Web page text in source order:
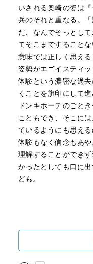
おっと、やばい思想
(苦笑)
いされる奥崎の姿は
兵のそれと重なる。
だ、なんでそっとし
てそこまですること
意味では正しく思え
姿勢がエゴイスティ
体験という濃密な過
くことを旗印にして
ドンキホーテのごと
こともでき、そこに
ているようにも思え
体験もなく信念もあ
理解することができ
かったとしても口に
ども。